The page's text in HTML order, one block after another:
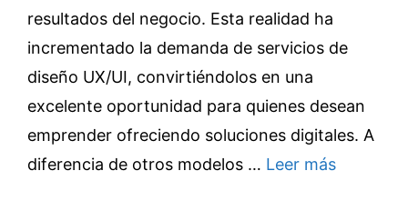
resultados del negocio. Esta realidad ha
incrementado la demanda de servicios de
diseño UX/UI, convirtiéndolos en una
excelente oportunidad para quienes desean
emprender ofreciendo soluciones digitales. A
diferencia de otros modelos … Leer más